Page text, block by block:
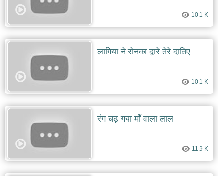
दयाल
भजन
lal
bhajans
देव
भजन
dev
भजन
bhajan
day
10.1 K
लागिया ने रोनका द्वारे तेरे दातिए
10.1 K
रंग चढ़ गया माँ वाला लाल
11.9 K